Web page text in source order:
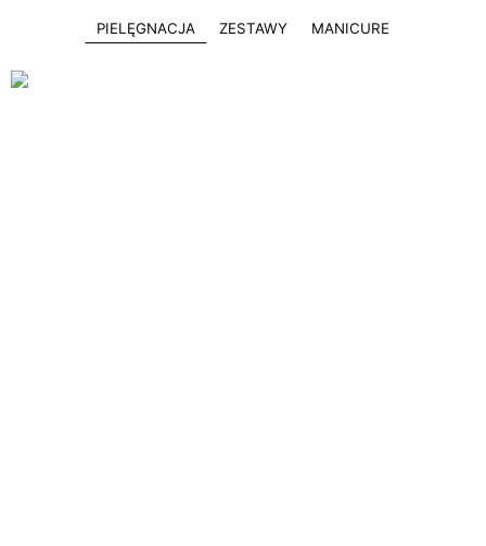
PIELĘGNACJA ZESTAWY MANICURE